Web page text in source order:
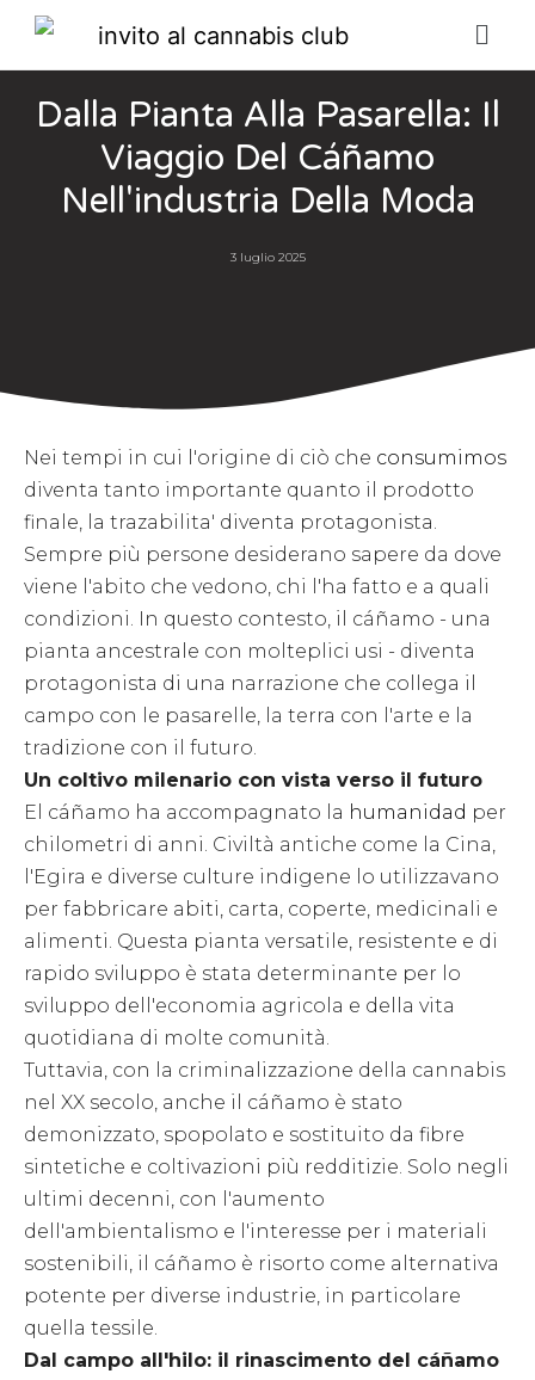
Dalla Pianta Alla Pasarella: Il
Viaggio Del Cáñamo
Nell'industria Della Moda
3 luglio 2025
Nei tempi in cui l'origine di ciò che consumimos
diventa tanto importante quanto il prodotto
finale, la trazabilita' diventa protagonista.
Sempre più persone desiderano sapere da dove
viene l'abito che vedono, chi l'ha fatto e a quali
condizioni. In questo contesto, il cáñamo - una
pianta ancestrale con molteplici usi - diventa
protagonista di una narrazione che collega il
campo con le pasarelle, la terra con l'arte e la
tradizione con il futuro.
Un coltivo milenario con vista verso il futuro
El cáñamo ha accompagnato la humanidad per
chilometri di anni. Civiltà antiche come la Cina,
l'Egira e diverse culture indigene lo utilizzavano
per fabbricare abiti, carta, coperte, medicinali e
alimenti. Questa pianta versatile, resistente e di
rapido sviluppo è stata determinante per lo
sviluppo dell'economia agricola e della vita
quotidiana di molte comunità.
Tuttavia, con la criminalizzazione della cannabis
nel XX secolo, anche il cáñamo è stato
demonizzato, spopolato e sostituito da fibre
sintetiche e coltivazioni più redditizie. Solo negli
ultimi decenni, con l'aumento
dell'ambientalismo e l'interesse per i materiali
sostenibili, il cáñamo è risorto come alternativa
potente per diverse industrie, in particolare
quella tessile.
Dal campo all'hilo: il rinascimento del cáñamo